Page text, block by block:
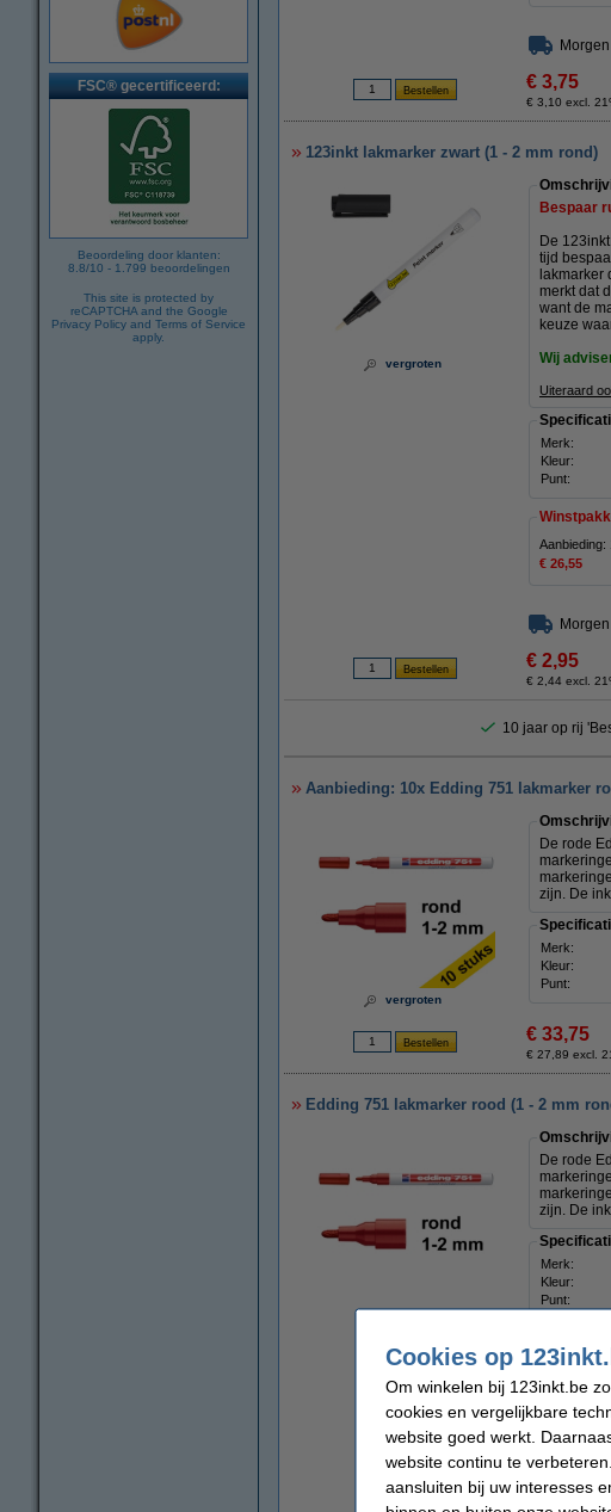
FSC® gecertificeerd:
Beoordeling door klanten:
8.8/10 - 1.799 beoordelingen
This site is protected by
reCAPTCHA and the Google
Privacy Policy and Terms of Service
apply.
€ 3,75
€ 3,10 excl.
123inkt lakmarker zwart (1 - 2 mm rond)
vergroten
Bespaar
De
tijd
lakmarker
merkt dat
want de
keuze
Wij
Uiteraard
Merk:
Kleur:
Punt:
€ 26,55
€ 2,95
€ 2,44 excl.
10 jaar op rij
Aanbieding: 10x Edding 751 lakmarker
vergroten
De rode
zijn. De
Merk:
Kleur:
Punt:
€ 33,75
€ 27,89 excl.
Edding 751 lakmarker rood (1 - 2 mm
De rode
zijn. De
Merk:
Kleur:
Punt:
Aanbieding:
€ 33,75
€ 6,95
Cookies op
Om winkelen bij 123inkt.be
cookies en vergelijkbare
website goed werkt.
website continu te
aansluiten bij uw interesses